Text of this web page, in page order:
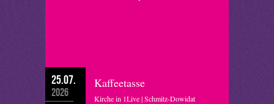
25.07.
2026
Kaffeetasse
Kirche in 1Live | Schmitz-Dowidat